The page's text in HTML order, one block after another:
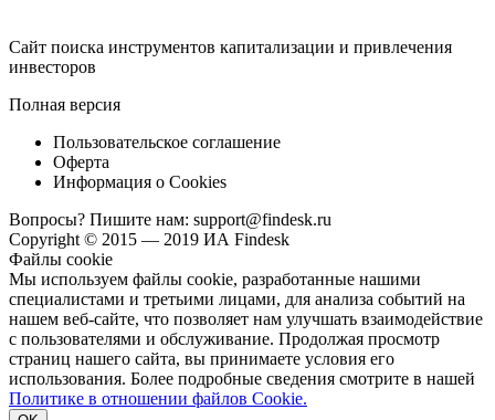
Cайт поиска инструментов капитализации и привлечения
инвесторов
Полная версия
Пользовательское соглашение
Оферта
Информация о Cookies
Вопросы? Пишите нам: support@findesk.ru
Copyright © 2015 — 2019 ИА Findesk
Файлы cookie
Мы используем файлы cookie, разработанные нашими
специалистами и третьими лицами, для анализа событий на
нашем веб-сайте, что позволяет нам улучшать взаимодействие
с пользователями и обслуживание. Продолжая просмотр
страниц нашего сайта, вы принимаете условия его
использования. Более подробные сведения смотрите в нашей
Политике в отношении файлов Cookie.